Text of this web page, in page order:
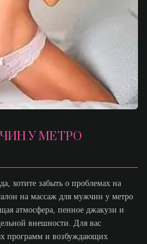
У МЕТРО
хотите забыть о проблемах на
на массаж для мужчин у метро
атмосфера, пенное джакузи и
внешности. Для вас
программ и возбуждающих